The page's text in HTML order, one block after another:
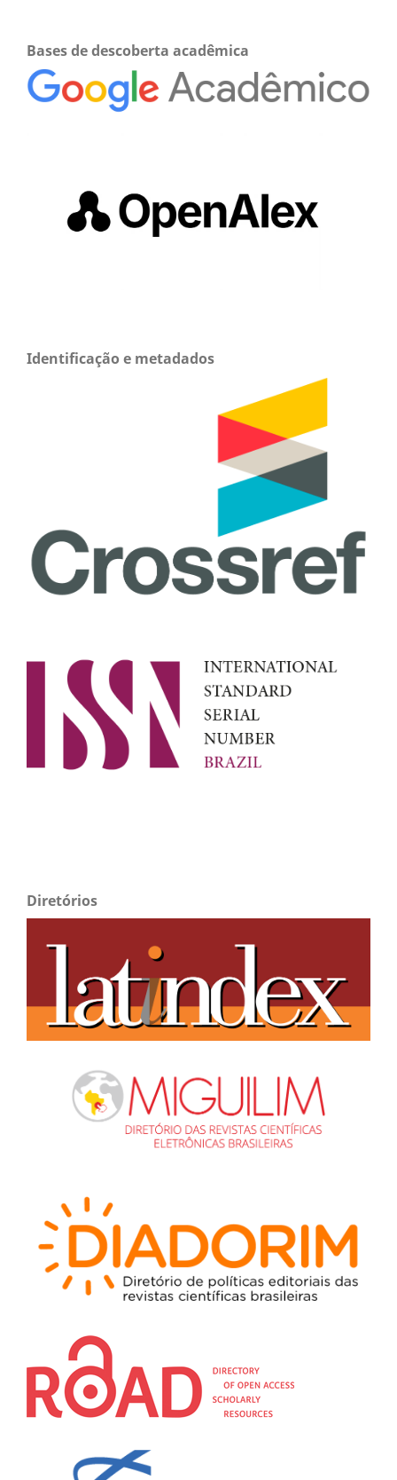
Bases de descoberta acadêmica
Identificação e metadados
Diretórios